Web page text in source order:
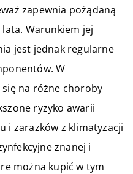
zapewnia pożądaną
Warunkiem jej
jest jednak regularne
W
na różne choroby
ryzyko awarii
i zarazków z klimatyzacji
znanej i
można kupić w tym